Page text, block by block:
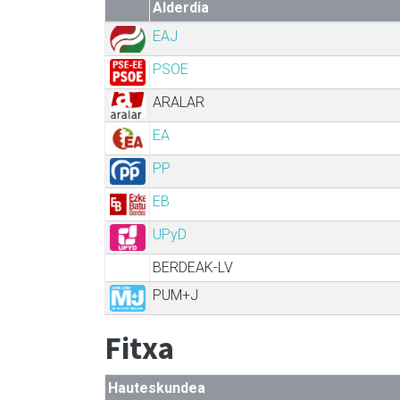
Alderdia
EAJ
PSOE
ARALAR
EA
PP
EB
UPyD
BERDEAK-LV
PUM+J
Fitxa
Hauteskundea